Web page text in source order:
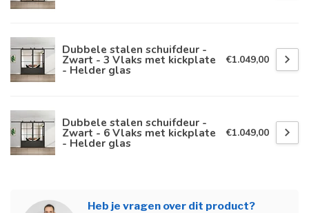
Dubbele stalen schuifdeur -
Zwart - 3 Vlaks met kickplate
- Helder glas
€1.049,00
Dubbele stalen schuifdeur -
Zwart - 6 Vlaks met kickplate
- Helder glas
€1.049,00
Heb je vragen over dit product?